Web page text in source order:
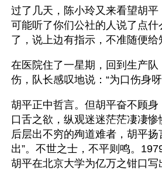
过了几天，陈小玲又来看望胡平
可能听了你们公社的人说了点
了，说上边有指示，不准随便给
在医院住了一星期，回到生产队
伤，队长感叹地说：“为口伤身
胡平正中哲言。但胡平奋不顾身
口舌之欲，纵观迷迷茫茫凄凄
后层出不穷的殉道难者，胡平扬
出”。不世之士，不平则鸣。
胡平在北京大学为亿万之钳口写